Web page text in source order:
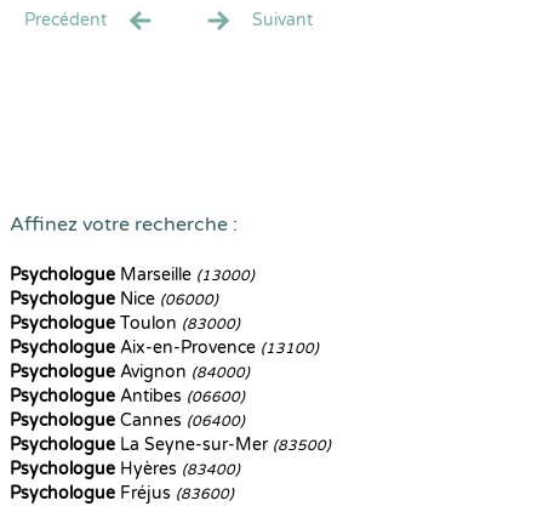
Precédent Suivant
Affinez votre recherche :
Psychologue Marseille (13000)
Psychologue Nice (06000)
Psychologue Toulon (83000)
Psychologue Aix-en-Provence (13100)
Psychologue Avignon (84000)
Psychologue Antibes (06600)
Psychologue Cannes (06400)
Psychologue La Seyne-sur-Mer (83500)
Psychologue Hyères (83400)
Psychologue Fréjus (83600)